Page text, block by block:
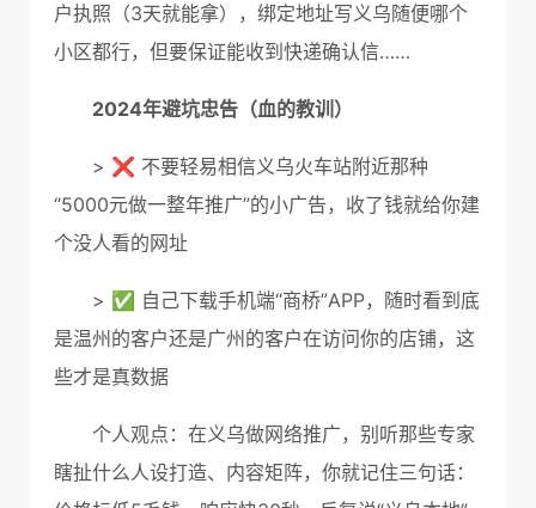
户执照（3天就能拿），绑定地址写义乌随便哪个
小区都行，但要保证能收到快递确认信……
2024年避坑忠告（血的教训）
> ❌ 不要轻易相信义乌火车站附近那种
“5000元做一整年推广”的小广告，收了钱就给你建
个没人看的网址
> ✅ 自己下载手机端“商桥”APP，随时看到底
是温州的客户还是广州的客户在访问你的店铺，这
些才是真数据
个人观点：在义乌做网络推广，别听那些专家
瞎扯什么人设打造、内容矩阵，你就记住三句话：